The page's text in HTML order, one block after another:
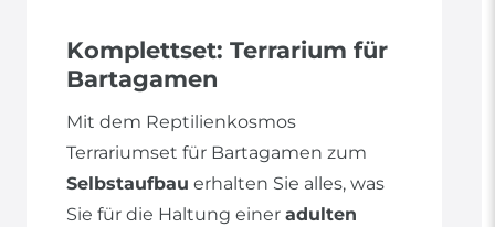
Komplettset: Terrarium für
Bartagamen
Mit dem Reptilienkosmos
Terrariumset für Bartagamen zum
Selbstaufbau erhalten Sie alles, was
Sie für die Haltung einer adulten